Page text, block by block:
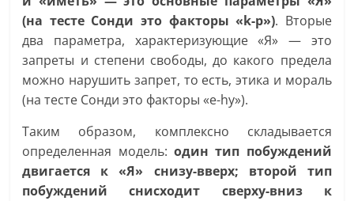
(на тесте Сонди это факторы «k-p»). Вторые
два параметра, характеризующие «Я» — это
запреты и степени свободы, до какого предела
можно нарушить запрет, то есть, этика и мораль
(на тесте Сонди это факторы «e-hy»).
Таким образом, комплексно складывается
определенная модель: один тип побуждений
двигается к «Я» снизу-вверх; второй тип
побуждений снисходит сверху-вниз к